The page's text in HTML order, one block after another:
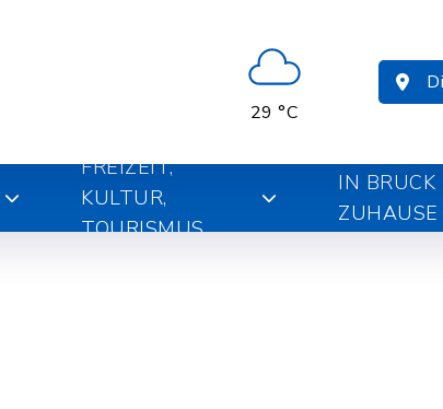
29 °C
FREIZEIT,
KULTUR,
TOURISMUS
IN BRUCK
ZUHAUSE